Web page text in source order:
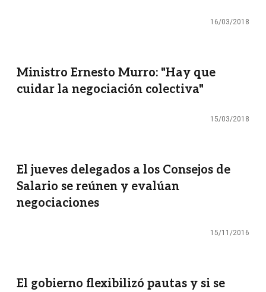
16/03/2018
Ministro Ernesto Murro: "Hay que
cuidar la negociación colectiva"
15/03/2018
El jueves delegados a los Consejos de
Salario se reúnen y evalúan
negociaciones
15/11/2016
El gobierno flexibilizó pautas y si se